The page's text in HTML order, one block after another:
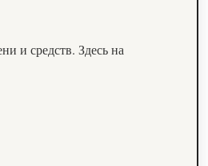
и средств. Здесь на